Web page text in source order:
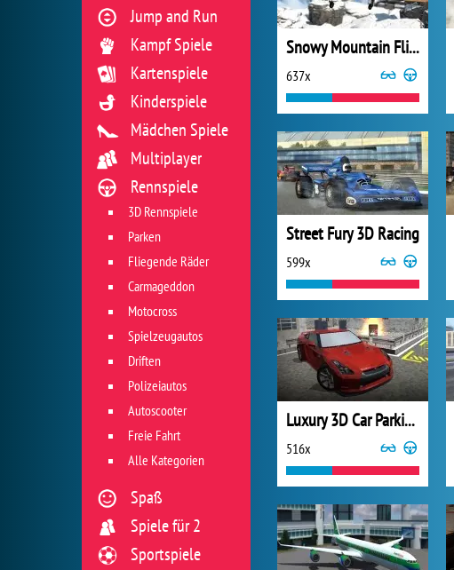
Snowy Mountain Flight Stunts
637x
Street Fury 3D Racing
599x
Luxury 3D Car Parking
516x
Jump and Run
Kampf Spiele
Kartenspiele
Kinderspiele
Mädchen Spiele
Multiplayer
Rennspiele
3D Rennspiele
Parken
Fliegende Räder
Carmageddon
Motocross
Spielzeugautos
Driften
Polizeiautos
Autoscooter
Freie Fahrt
Alle Kategorien
Spaß
Spiele für 2
Sportspiele